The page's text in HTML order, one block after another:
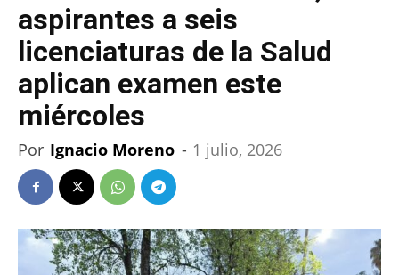
aspirantes a seis
licenciaturas de la Salud
aplican examen este
miércoles
Por Ignacio Moreno - 1 julio, 2026